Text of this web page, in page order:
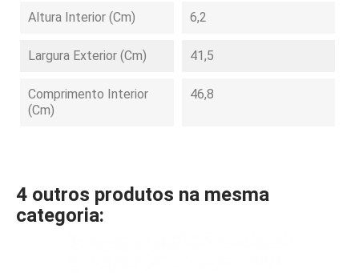
Altura Interior (cm) 6,2
Largura Exterior (cm) 41,5
Comprimento Interior
(cm)
46,8
4 outros produtos na mesma
categoria: